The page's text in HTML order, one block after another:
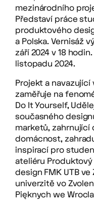
mezinárodního
Představí práce
produktového
a Polska. Vernisáž
září 2024 v 18
listopadu 2024.
Projekt a navazující
zaměřuje na
Do It Yourself,
současného
marketů,
domácnost,
inspirací pro
ateliéru
design FMK UTB ve
univerzitě vo
Pięknych we